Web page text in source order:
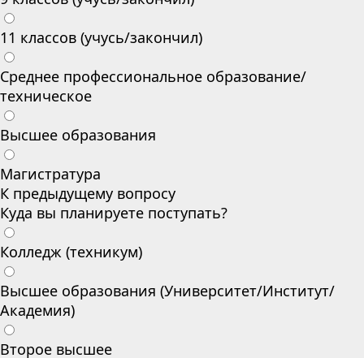
11 классов (учусь/закончил)
Среднее профессиональное образование/
техническое
Высшее образования
Магистратура
К предыдущему вопросу
Куда вы планируете поступать?
Колледж (техникум)
Высшее образования (Университет/Институт/
Академия)
Второе высшее